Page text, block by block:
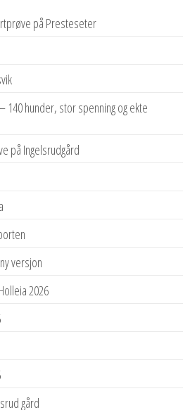
på Presteseter
140 hunder, stor spenning og ekte
på Ingelsrudgård
versjon
2026
gård